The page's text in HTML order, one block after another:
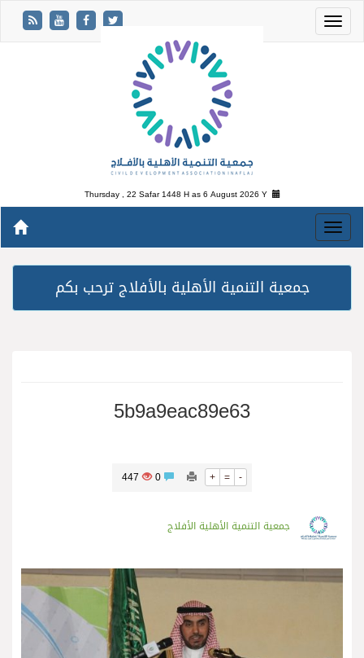
Thursday , 22 Safar 1448 H as6 August 2026 Y
جمعية التنمية الأهلية بالأفلاج ترحب بكم
5b9a9eac89e63
+ = -
447
جمعية التنمية الأهلية الأفلاج